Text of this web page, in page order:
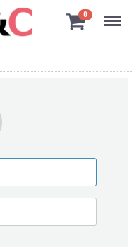
0 Menu